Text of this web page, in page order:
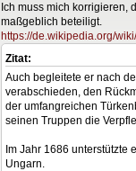
Ich muss mich korrigieren,
maßgeblich beteiligt.
https://de.wikipedia.org/
Zitat:
Auch begleitete er nach
verabschieden, den
der umfangreichen
seinen Truppen die
Im Jahr 1686
Ungarn.